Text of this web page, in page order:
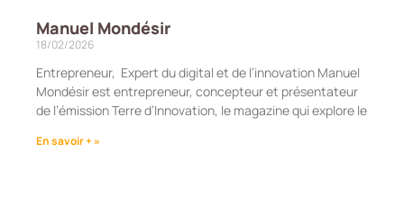
Manuel Mondésir
18/02/2026
Entrepreneur, Expert du digital et de l’innovation Manuel
Mondésir est entrepreneur, concepteur et présentateur
de l’émission Terre d’Innovation, le magazine qui explore le
En savoir + »